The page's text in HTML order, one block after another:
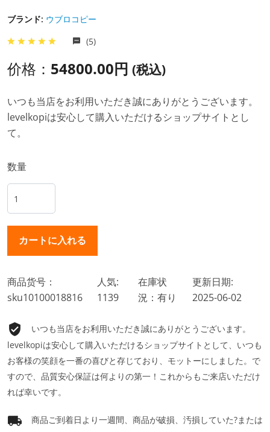
ブランド: ウブロコピー
(5)
价格： 54800.00円 (税込)
いつも当店をお利用いただき誠にありがとうございます。
levelkopiは安心して購入いただけるショップサイトとし
て。
数量
商品货号：
sku10100018816
人気:
1139
在庫状
況：有り
更新日期:
2025-06-02
いつも当店をお利用いただき誠にありがとうございます。
levelkopiは安心して購入いただけるショップサイトとして、いつも
お客様の笑顔を一番の喜びと存じており、モットーにしました。で
すので、品質安心保証は何よりの第一！これからもご来店いただけ
れば幸いです。
商品ご到着日より一週間、商品が破損、汚損していた?または